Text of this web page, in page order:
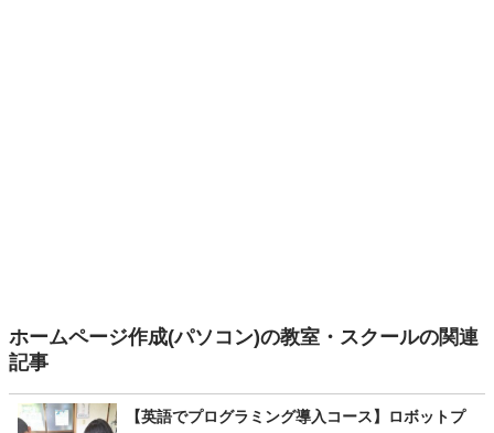
ホームページ作成(パソコン)の教室・スクールの関連
記事
【英語でプログラミング導入コース】ロボットプ